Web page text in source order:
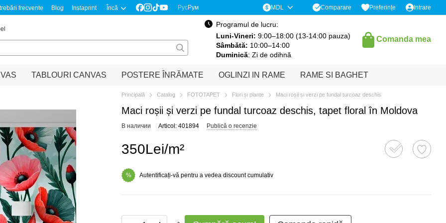
frecvente Blog Instaprint Încă РусРум MDL Comparare Preferințe Intrare
Programul de lucru:
Luni-Vineri: 9:00–18:00 (13-14:00 pauza)
Sâmbătă: 10:00–14:00
Duminică: Zi de odihnă
Comanda mea
TABLOURI CANVAS POSTERE ÎNRĂMATE OGLINZI IN RAME RAME SI BAGHET
Principală Catalog FOTOTAPET Flori și plante Maci roșii și verzi pe fundal turcoaz deschis
Maci roșii și verzi pe fundal turcoaz deschis, tapet floral în Moldova
В наличии Articol: 401894 Publică o recenzie
350Lei/m²
% Autentificați-vă pentru a vedea discount cumulativ